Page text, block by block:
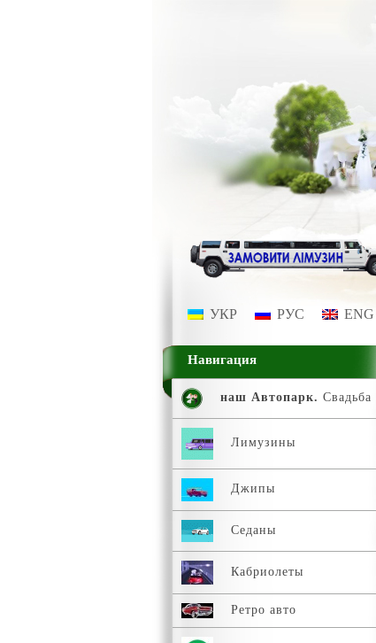
УКР РУС ENG
Навигация
наш Автопарк. Свадьба
Лимузины
Джипы
Седаны
Кабриолеты
Ретро авто